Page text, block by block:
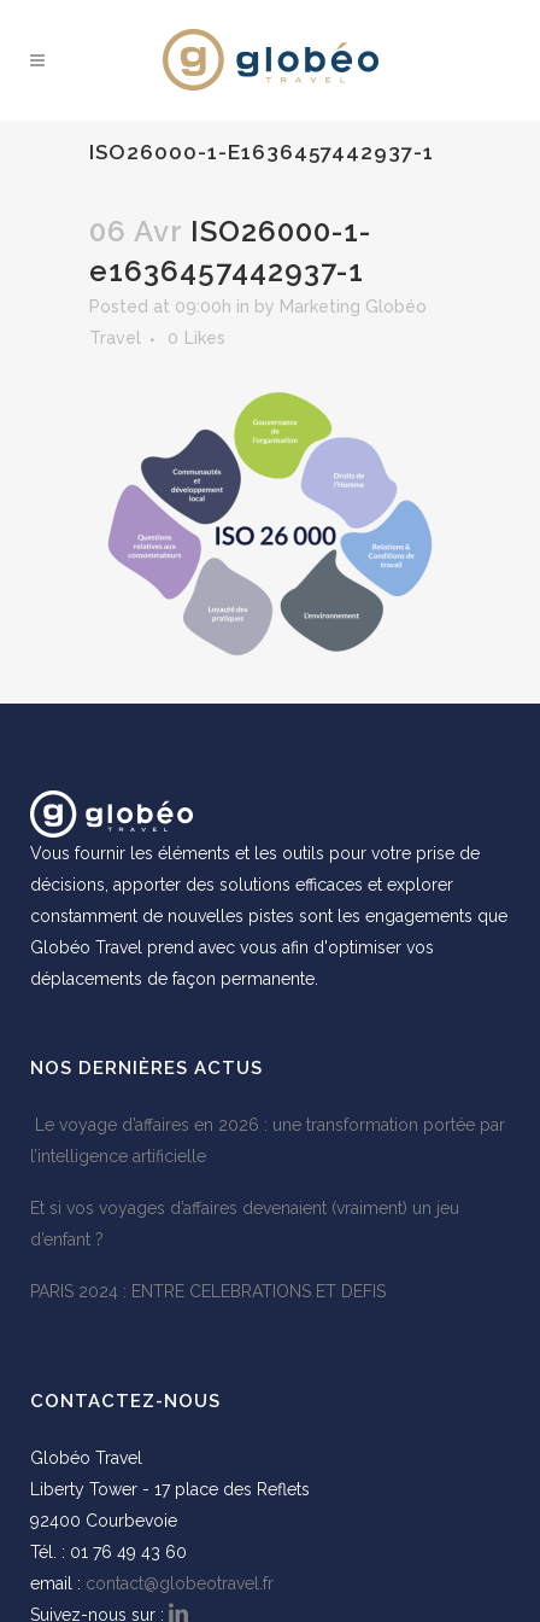
ISO26000-1-E1636457442937-1
06 Avr ISO26000-1-
e1636457442937-1
Posted at 09:00h in by Marketing Globéo
Travel
0 Likes
Vous fournir les éléments et les outils pour votre prise de
décisions, apporter des solutions efficaces et explorer
constamment de nouvelles pistes sont les engagements que
Globéo Travel prend avec vous afin d'optimiser vos
déplacements de façon permanente.
NOS DERNIÈRES ACTUS
Le voyage d’affaires en 2026 : une transformation portée par
l’intelligence artificielle
Et si vos voyages d’affaires devenaient (vraiment) un jeu
d’enfant ?
PARIS 2024 : ENTRE CELEBRATIONS ET DEFIS
CONTACTEZ-NOUS
Globéo Travel
Liberty Tower - 17 place des Reflets
92400 Courbevoie
Tél. : 01 76 49 43 60
email : contact@globeotravel.fr
Suivez-nous sur :